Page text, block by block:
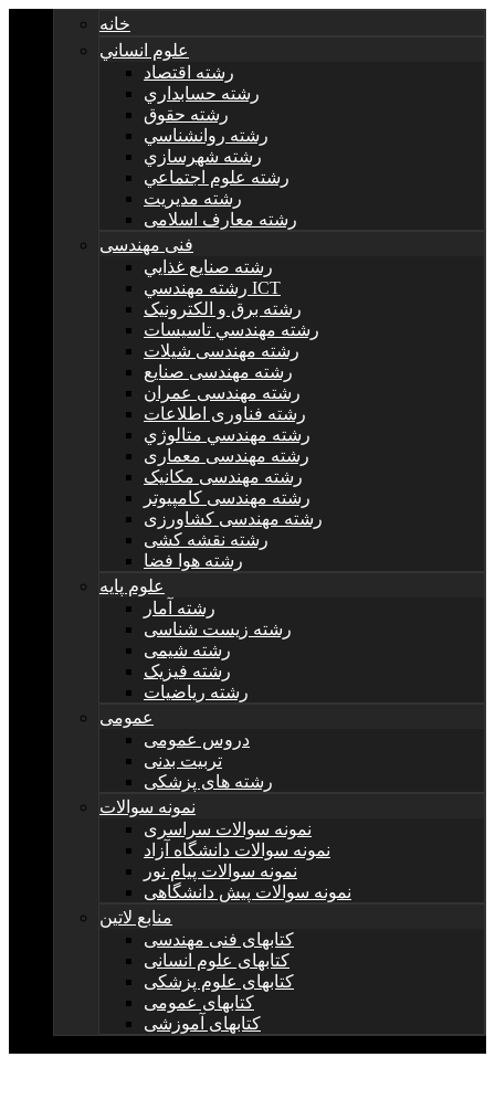
خانه
علوم انساني
رشته اقتصاد
رشته حسابداري
رشته حقوق
رشته روانشناسي
رشته شهرسازي
رشته علوم اجتماعي
رشته مديريت
رشته معارف اسلامی
فنی مهندسی
رشته صنايع غذايي
رشته مهندسي ICT
رشته برق و الکترونيک
رشته مهندسي تاسيسات
رشته مهندسی شیلات
رشته مهندسی صنایع
رشته مهندسی عمران
رشته فناوری اطلاعات
رشته مهندسي متالوژي
رشته مهندسی معماری
رشته مهندسی مکانیک
رشته مهندسی کامپیوتر
رشته مهندسی کشاورزی
رشته نقشه کشی
رشته هوا فضا
علوم پایه
رشته آمار
رشته زیست شناسی
رشته شیمی
رشته فیزیک
رشته ریاضیات
عمومی
دروس عمومی
تربیت بدنی
رشته های پزشکی
نمونه سوالات
نمونه سوالات سراسری
نمونه سوالات دانشگاه آزاد
نمونه سوالات پیام نور
نمونه سوالات پیش دانشگاهی
منابع لاتین
کتابهای فنی مهندسی
کتابهای علوم انسانی
کتابهای علوم پزشکی
کتابهای عمومی
کتابهای آموزشی